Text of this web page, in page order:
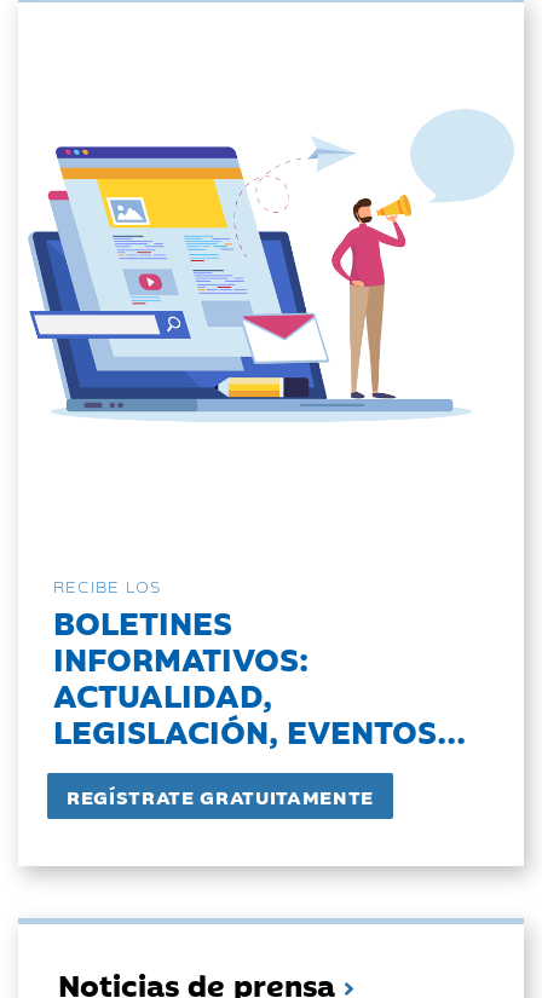
RECIBE LOS
BOLETINES
INFORMATIVOS:
ACTUALIDAD,
LEGISLACIÓN, EVENTOS...
Noticias de prensa